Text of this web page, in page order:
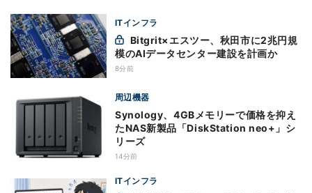
ITインフラ
模のAIデータセンター建設を計画か
8分前
周辺機器
Synology、4GBメモリーで価格を抑え
たNAS新製品「DiskStation neo+」シ
リーズ
14分前
ITインフラ